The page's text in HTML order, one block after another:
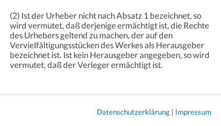
(2) Ist der Urheber nicht nach Absatz 1 bezeichnet, so
wird vermutet, daß derjenige ermächtigt ist, die Rechte
des Urhebers geltend zu machen, der auf den
Vervielfältigungsstücken des Werkes als Herausgeber
bezeichnet ist. Ist kein Herausgeber angegeben, so wird
vermutet, daß der Verleger ermächtigt ist.
Datenschutzerklärung | Impressum